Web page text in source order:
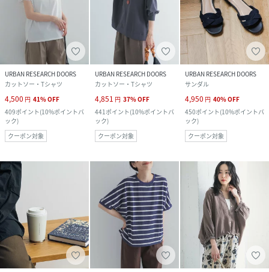
URBAN RESEARCH DOORS
カットソー・Tシャツ
4,500 円 41%OFF
409ポイント(10%ポイントバ
ック)
クーポン対象
URBAN RESEARCH DOORS
カットソー・Tシャツ
4,851 円 37%OFF
441 ポイント(10%ポイントバ
ック)
クーポン対象
URBAN RESEARCH DOORS
サンダル
4,950 円 40%OFF
450ポイント(10%ポイントバ
ック)
クーポン対象